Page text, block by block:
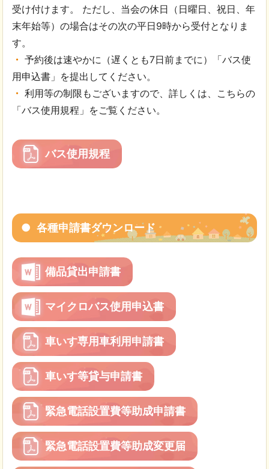
受け付けます。 ただし、当会の休日（日曜日、祝日、年
末年始等）の場合はその次の平日9時から受付となりま
す。
予約後は速やかに（遅くとも7日前までに）「バス使
用申込書」を提出してください。
利用等の制限もございますので、詳しくは、こちらの
「バス使用規程」をご覧ください。
バス使用規程
各種申請書ダウンロード
備品貸出申請書
マイクロバス使用申込書
車いす専用車利用申請書
車いす等貸与申請書
緊急電話設置費等助成申請書
緊急電話設置費等助成変更届